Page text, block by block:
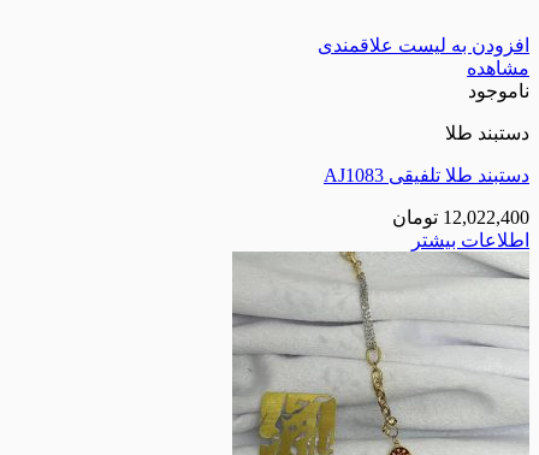
افزودن به لیست علاقمندی
مشاهده
ناموجود
دستبند طلا
دستبند طلا تلفیقی AJ1083
12,022,400 تومان
اطلاعات بیشتر